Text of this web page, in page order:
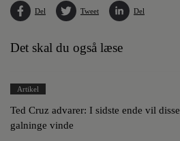
Del Tweet Del
Det skal du også læse
Artikel
Ted Cruz advarer: I sidste ende vil disse
galninge vinde